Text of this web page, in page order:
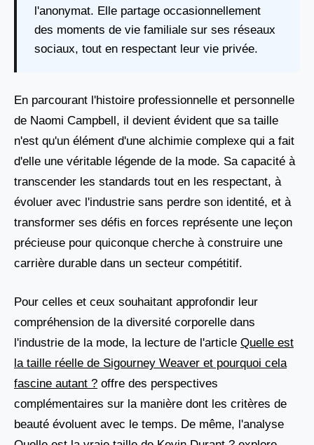
l'anonymat. Elle partage occasionnellement
des moments de vie familiale sur ses réseaux
sociaux, tout en respectant leur vie privée.
En parcourant l'histoire professionnelle et personnelle
de Naomi Campbell, il devient évident que sa taille
n'est qu'un élément d'une alchimie complexe qui a fait
d'elle une véritable légende de la mode. Sa capacité à
transcender les standards tout en les respectant, à
évoluer avec l'industrie sans perdre son identité, et à
transformer ses défis en forces représente une leçon
précieuse pour quiconque cherche à construire une
carrière durable dans un secteur compétitif.
Pour celles et ceux souhaitant approfondir leur
compréhension de la diversité corporelle dans
l'industrie de la mode, la lecture de l'article Quelle est
la taille réelle de Sigourney Weaver et pourquoi cela
fascine autant ? offre des perspectives
complémentaires sur la manière dont les critères de
beauté évoluent avec le temps. De même, l'analyse